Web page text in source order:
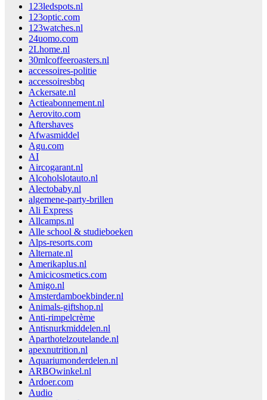
123ledspots.nl
123optic.com
123watches.nl
24uomo.com
2Lhome.nl
30mlcoffeeroasters.nl
accessoires-politie
accessoiresbbq
Ackersate.nl
Actieabonnement.nl
Aerovito.com
Aftershaves
Afwasmiddel
Agu.com
AI
Aircogarant.nl
Alcoholslotauto.nl
Alectobaby.nl
algemene-party-brillen
Ali Express
Allcamps.nl
Alle school & studieboeken
Alps-resorts.com
Alternate.nl
Amerikaplus.nl
Amicicosmetics.com
Amigo.nl
Amsterdamboekbinder.nl
Animals-giftshop.nl
Anti-rimpelcrème
Antisnurkmiddelen.nl
Aparthotelzoutelande.nl
apexnutrition.nl
Aquariumonderdelen.nl
ARBOwinkel.nl
Ardoer.com
Audio